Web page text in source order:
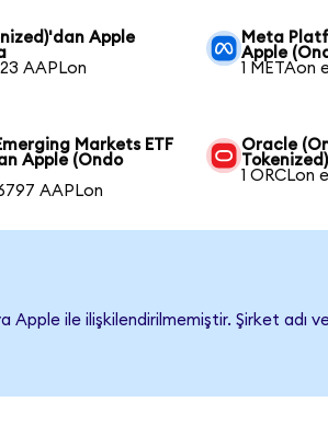
Apple
AAPLon
Meta
Apple
1 METAon
Markets ETF
Apple (Ondo
AAPLon
Oracle
1 ORCLon
ile ilişkilendirilmemiştir. Şirket adı